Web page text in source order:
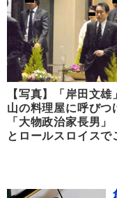
【写真】「岸田文雄
山の料理屋に呼びつ
「大物政治家長男
とロールスロイスで